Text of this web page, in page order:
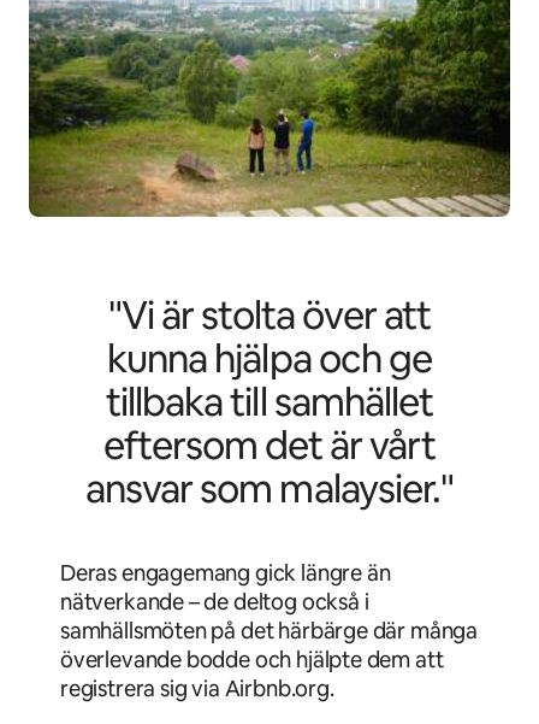
"Vi är stolta över att
kunna hjälpa och ge
tillbaka till samhället
eftersom det är vårt
ansvar som malaysier."
Deras engagemang gick längre än
nätverkande – de deltog också i
samhällsmöten på det härbärge där många
överlevande bodde och hjälpte dem att
registrera sig via Airbnb.org.